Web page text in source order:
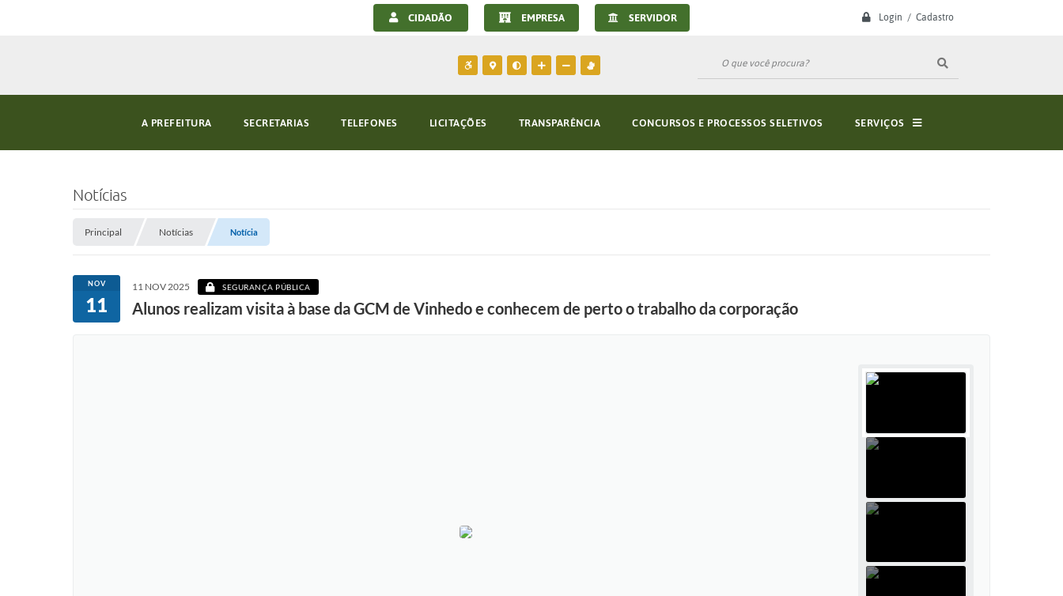
Login / Cadastro
CIDADÃO EMPRESA SERVIDOR
A PREFEITURA SECRETARIAS TELEFONES LICITAÇÕES TRANSPARÊNCIA CONCURSOS E PROCESSOS SELETIVOS SERVIÇOS
Notícias
Principal Notícias Notícia
NOV
11
11 NOV 2025 SEGURANÇA PÚBLICA
Alunos realizam visita à base da GCM de Vinhedo e conhecem de perto o trabalho da corporação